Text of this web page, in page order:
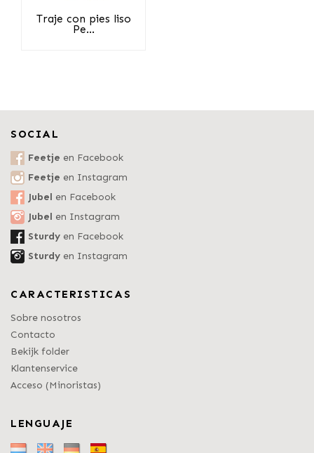
Traje con pies liso
Pe...
SOCIAL
Feetje en Facebook
Feetje en Instagram
Jubel en Facebook
Jubel en Instagram
Sturdy en Facebook
Sturdy en Instagram
CARACTERISTICAS
Sobre nosotros
Contacto
Bekijk folder
Klantenservice
Acceso (Minoristas)
LENGUAJE